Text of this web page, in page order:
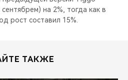
на 2%, тогда как в
рост составил 15%.
ТАКЖЕ